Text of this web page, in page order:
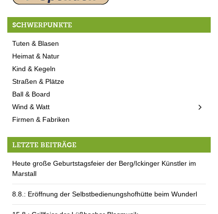
SCHWERPUNKTE
Tuten & Blasen
Heimat & Natur
Kind & Kegeln
Straßen & Plätze
Ball & Board
Wind & Watt
Firmen & Fabriken
LETZTE BEITRÄGE
Heute große Geburtstagsfeier der Berg/Ickinger Künstler im
Marstall
8.8.: Eröffnung der Selbstbedienungshofhütte beim Wunderl